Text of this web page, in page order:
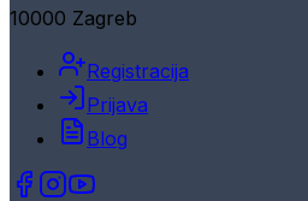
10000 Zagreb
Registracija
Prijava
Blog